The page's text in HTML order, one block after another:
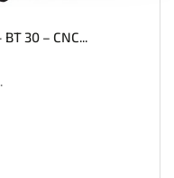
30 – CNC...